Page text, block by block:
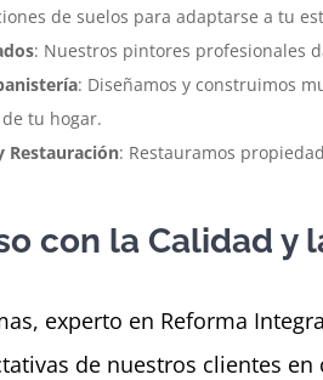
de suelos para adaptarse a tu
: Nuestros pintores profesionales
: Diseñamos y construimos
tu hogar.
Restauración: Restauramos
con la Calidad y
experto en Reforma
de nuestros clientes